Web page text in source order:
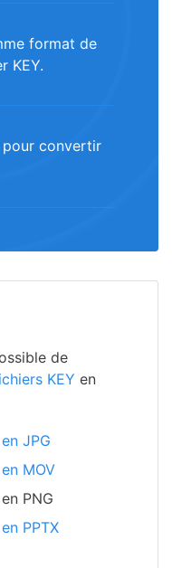
format de
KEY.
convertir
de
KEY en
JPG
MOV
PNG
PPTX